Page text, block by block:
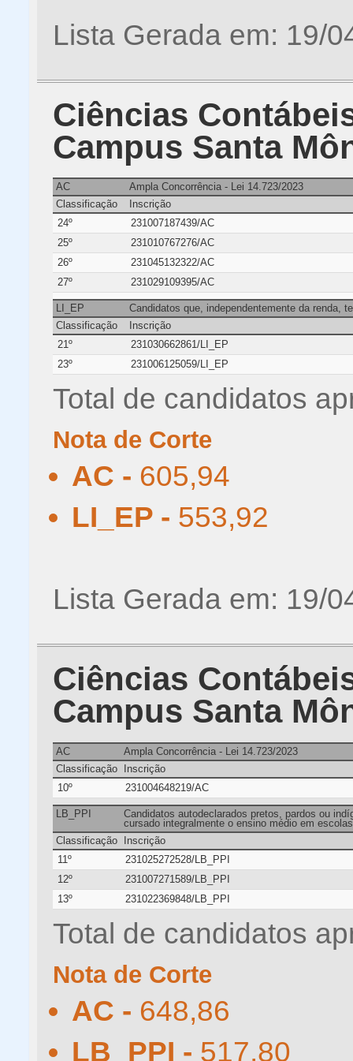
Lista Gerada em: 19/
Ciências
Campus Santa
AC
Ampla Concorrência - Lei 14.723/2023
Classificação
Inscrição
24º
231007187439/AC
25º
231010767276/AC
26º
231045132322/AC
27º
231029109395/AC
LI_EP
Candidatos que, independentemente da renda,
Classificação
Inscrição
21º
231030662861/LI_EP
23º
231006125059/LI_EP
Total de candidatos
Nota de Corte
AC - 605,94
LI_EP - 553,92
Lista Gerada em: 19/
Ciências
Campus Santa
AC
Ampla Concorrência - Lei 14.723/2023
Classificação
Inscrição
10º
231004648219/AC
LB_PPI
Candidatos autodeclarados pretos, pardos ou
cursado integralmente o ensino médio em
Classificação
Inscrição
11º
231025272528/LB_PPI
12º
231007271589/LB_PPI
13º
231022369848/LB_PPI
Total de candidatos
Nota de Corte
AC - 648,86
LB_PPI - 517,80